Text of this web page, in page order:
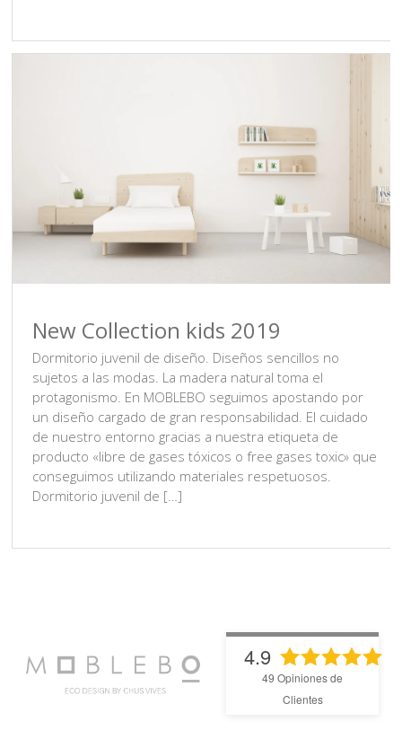
New Collection kids 2019
Dormitorio juvenil de diseño. Diseños sencillos no
sujetos a las modas. La madera natural toma el
protagonismo. En MOBLEBO seguimos apostando por
un diseño cargado de gran responsabilidad. El cuidado
de nuestro entorno gracias a nuestra etiqueta de
producto «libre de gases tóxicos o free gases toxic» que
conseguimos utilizando materiales respetuosos.
Dormitorio juvenil de […]
4.9
49 Opiniones de
Clientes